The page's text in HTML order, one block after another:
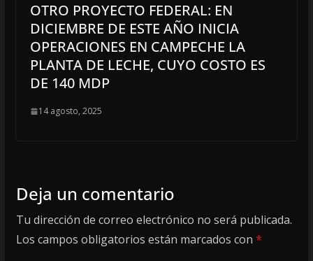
OTRO PROYECTO FEDERAL: EN
DICIEMBRE DE ESTE AÑO INICIA
OPERACIONES EN CAMPECHE LA
PLANTA DE LECHE, CUYO COSTO ES
DE 140 MDP
14 agosto, 2025
Deja un comentario
Tu dirección de correo electrónico no será publicada.
Los campos obligatorios están marcados con *